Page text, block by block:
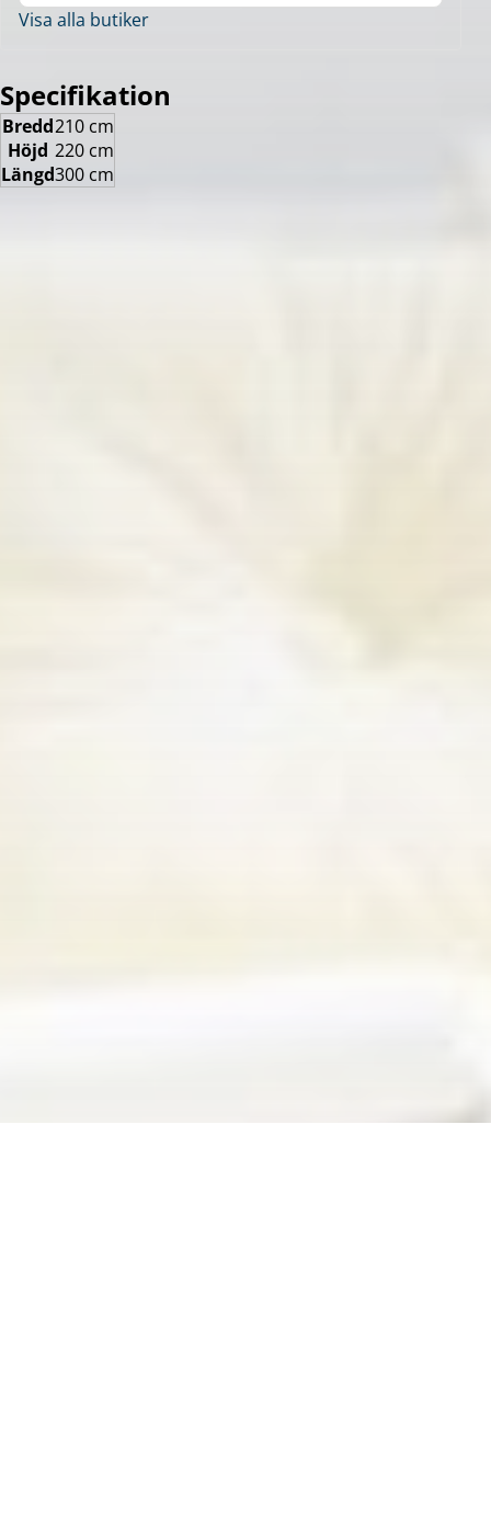
Visa alla butiker
Specifikation
Bredd210 cm
Höjd 220 cm
Längd300 cm